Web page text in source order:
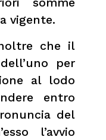
vigente.
che il
per
al lodo
entro
del
l’avvio